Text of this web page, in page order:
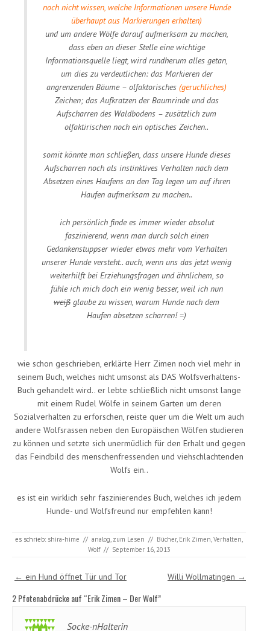
noch nicht wissen, welche Informationen unsere Hunde
überhaupt aus Markierungen erhalten)
und um andere Wölfe darauf aufmerksam zu machen,
dass eben an dieser Stelle eine wichtige
Informationsquelle liegt, wird rundherum alles getan,
um dies zu verdeutlichen: das Markieren der
angrenzenden Bäume – olfaktorisches (geruchliches)
Zeichen; das Aufkratzen der Baumrinde und das
Aufscharren des Waldbodens – zusätzlich zum
olfaktirischen noch ein optisches Zeichen..
somit könnte man schließen, dass unsere Hunde dieses
Aufscharren noch als instinktives Verhalten nach dem
Absetzen eines Haufens an den Tag legen um auf ihren
Haufen aufmerksam zu machen..
ich persönlich finde es immer wieder absolut
faszinierend, wenn man durch solch einen
Gedankenstuppser wieder etwas mehr vom Verhalten
unserer Hunde versteht.. auch, wenn uns das jetzt wenig
weiterhilft bei Erziehungsfragen und ähnlichem, so
fühle ich mich doch ein wenig besser, weil ich nun
weiß glaube zu wissen, warum Hunde nach dem
Haufen absetzen scharren! =)
wie schon geschrieben, erklärte Herr Zimen noch viel mehr in
seinem Buch, welches nicht umsonst als DAS Wolfsverhaltens-
Buch gehandelt wird.. er lebte schließlich nicht umsonst lange
mit einem Rudel Wölfe in seinem Garten um deren
Sozialverhalten zu erforschen, reiste quer um die Welt um auch
andere Wolfsrassen neben den Europäischen Wölfen studieren
zu können und setzte sich unermüdlich für den Erhalt und gegen
das Feindbild des menschenfressenden und viehschlachtenden
Wolfs ein..
es ist ein wirklich sehr faszinierendes Buch, welches ich jedem
Hunde- und Wolfsfreund nur empfehlen kann!
es schrieb: shira-hime // analog, zum Lesen // Bücher, Erik Zimen,Verhalten,
Wolf // September 16, 2013
Post navigation
← ein Hund öffnet Tür und Tor Willi Wollmatingen →
2 Pfotenabdrücke auf “Erik Zimen – Der Wolf”
Socke-nHalterin